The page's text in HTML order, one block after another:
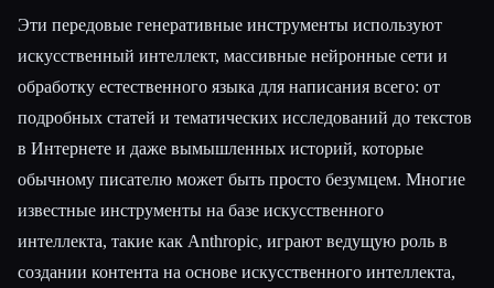
Эти передовые генеративные инструменты используют
искусственный интеллект, массивные нейронные сети и
обработку естественного языка для написания всего: от
подробных статей и тематических исследований до текстов
в Интернете и даже вымышленных историй, которые
обычному писателю может быть просто безумцем. Многие
известные инструменты на базе искусственного
интеллекта, такие как Anthropic, играют ведущую роль в
создании контента на основе искусственного интеллекта,